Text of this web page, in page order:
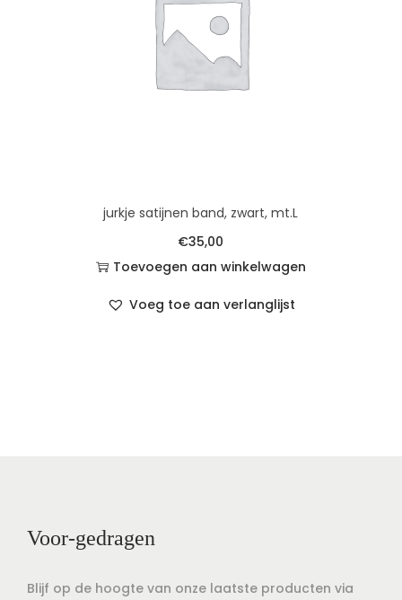
jurkje satijnen band, zwart, mt.L
€35,00
Toevoegen aan winkelwagen
Voeg toe aan verlanglijst
Voor-gedragen
Blijf op de hoogte van onze laatste producten via